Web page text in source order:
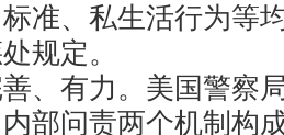
准、私生活行为等
规定。
有力。美国警察
部问责两个机制构